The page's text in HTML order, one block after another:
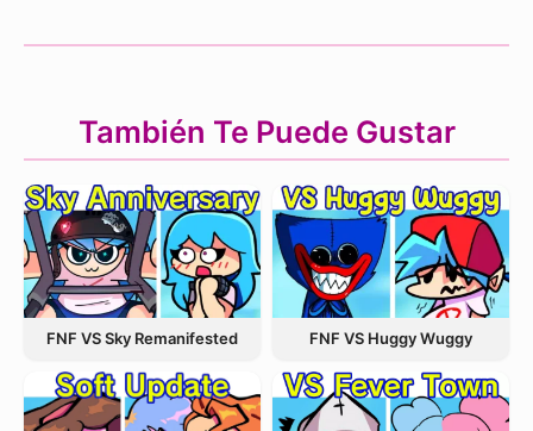
También Te Puede Gustar
FNF VS Sky Remanifested FNF VS Huggy Wuggy